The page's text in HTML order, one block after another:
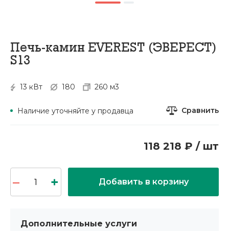
Печь-камин EVEREST (ЭВЕРЕСТ)
S13
13 кВт 180 260 м3
Наличие уточняйте у продавца Сравнить
118 218 ₽ / шт
Добавить в корзину
Дополнительные услуги